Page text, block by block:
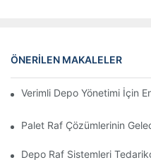
ÖNERILEN MAKALELER
Verimli Depo Yönetimi İçin
Palet Raf Çözümlerinin
Depo Raf Sistemleri